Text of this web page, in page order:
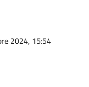
2024, 15:54